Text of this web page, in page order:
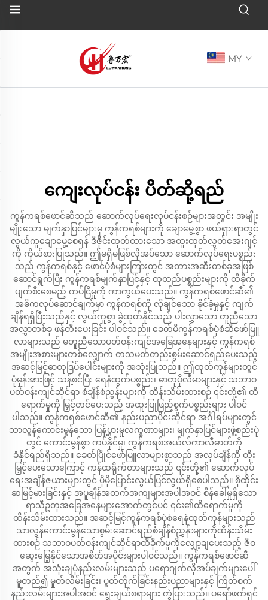
MY
ကျေးလုပ်ငန်း ပိတ်ဆို့ရည်
ကွန်ကရစ်ဖောင်ဆီသည် ဆောက်လုပ်ရေးလုပ်ငန်းစဉ်များအတွင်း အမျိုး
မျိုးသော မျက်နှာပြင်များမှ ကွန်ကရစ်များကို ချောမွေ့စွာ ဖယ်ရှားရာတွင်
လွယ်ကူချောမွေ့စေရန် ဒီဇိုင်းထုတ်ထားသော အထူးထုတ်လွှတ်အေးဂျင့်
ကို ကိုယ်စားပြုသည်။ ဤမရှိမဖြစ်လိုအပ်သော ဆောက်လုပ်ရေးပစ္စည်း
သည် ကွန်ကရစ်နှင့် ဖောင်ပုံစံများကြားတွင် အတားအဆီးတစ်ခုအဖြစ်
ဆောင်ရွက်ပြီး ကွန်ကရစ်မျက်နှာပြင်နှင့် ထုထည်ပစ္စည်းများကို ထိခိုက်
ပျက်စီးစေမည့် ကပ်ငြိမှုကို ကာကွယ်ပေးသည်။ ကွန်ကရစ်ဖောင်ဆီ၏
အဓိကလုပ်ဆောင်ချက်မှာ ကွန်ကရစ်ကို လိုချင်သော ခိုင်ခံ့မှုနှင့် ကျက်
ချိန်ရရှိပြီးသည်နှင့် လွယ်ကူစွာ ခွဲထုတ်နိုင်သည့် ပါးလွှာသော တူညီသော
အလွှာတစ်ခု ဖန်တီးပေးခြင်း ပါဝင်သည်။ ခေတ်မီကွန်ကရစ်ပုံစံဆီဖော်မြူ
လာများသည် မတူညီသောပတ်ဝန်းကျင်အခြေအနေများနှင့် ကွန်ကရစ်
အမျိုးအစားများတစ်လျှောက် တသမတ်တည်းစွမ်းဆောင်ရည်ပေးသည့်
အဆင့်မြင့်ဓာတုဒြပ်ပေါင်းများကို အသုံးပြုသည်။ ဤထုတ်ကုန်များတွင်
ပုံမှန်အားဖြင့် သန့်စင်ပြီး ရေနံထွက်ပစ္စည်း၊ ဓာတုပိုလီမာများနှင့် သဘာဝ
ပတ်ဝန်းကျင်ဆိုင်ရာ စံချိန်စံညွှန်းများကို ထိန်းသိမ်းထားစဉ် ၎င်းတို့၏ ထိ
ရောက်မှုကို မြှင့်တင်ပေးသည့် အထူးပြုဖြည့်စွက်ပစ္စည်းများ ပါဝင်
ပါသည်။ ကွန်ကရစ်ဖောင်ဆီ၏ နည်းပညာပိုင်းဆိုင်ရာ အင်္ဂါရပ်များတွင်
သာလွန်ကောင်းမွန်သော ပြန့်ပွားမှုလက္ခဏာများ၊ မျက်နှာပြင်များဖွဲ့စည်းပုံ
တွင် ကောင်းမွန်စွာ ကပ်နိုင်မှု၊ ကွန်ကရစ်အယ်လ်ကာလီဓာတ်ကို
ခံနိုင်ရည်ရှိသည်။ ခေတ်ပြိုင်ဖော်မြူလာများစွာသည် အလုပ်ချိန်ကို တိုး
မြှင့်ပေးသောကြောင့် ကန်ထရိုက်တာများသည် ၎င်းတို့၏ ဆောက်လုပ်
ရေးအချိန်ဇယားများတွင် ပိုမိုပြောင်းလွယ်ပြင်လွယ်ရှိစေပါသည်။ စိုထိုင်း
ဆမြင့်မားခြင်းနှင့် အပူချိန်အတက်အကျများအပါအဝင် စိန်ခေါ်မှုရှိသော
ရာသီဥတုအခြေအနေများအောက်တွင်ပင် ၎င်း၏ထိရောက်မှုကို
ထိန်းသိမ်းထားသည်။ အဆင့်မြင့်ကွန်ကရစ်ပုံစံရေနံထုတ်ကုန်များသည်
သာလွန်ကောင်းမွန်သောစွမ်းဆောင်ရည်စံချိန်စံညွှန်းများကိုထိန်းသိမ်း
ထားစဉ် သဘာဝပတ်ဝန်းကျင်ဆိုင်ရာထိခိုက်မှုကိုလျှော့ချပေးသည့် ဇီဝ
ဆွေးမြေ့နိုင်သောအစိတ်အပိုင်းများပါ၀င်သည်။ ကွန်ကရစ်ဖောင်ဆီ
အတွက် အသုံးချပုံနည်းလမ်းများသည် ပရောဂျက်လိုအပ်ချက်များပေါ်
မူတည်၍ မှုတ်လိမ်းခြင်း၊ ပွတ်တိုက်ခြင်းနည်းပညာများနှင့် ကြိတ်စက်
နည်းလမ်းများအပါအဝင် ရွေးချယ်စရာများ ကွဲပြားသည်။ ပရော်ဖက်ရှင်